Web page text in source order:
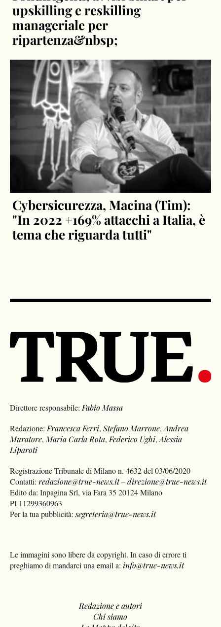
upskilling e reskilling
manageriale per
ripartenza&nbsp;
Cybersicurezza, Macina (Tim):
"In 2022 +169% attacchi a Italia, è
tema che riguarda tutti"
Direttore responsabile: Fabio Massa
Redazione: Francesca Ferri,Stefano Marrone,Andrea
Muratore, Maria Carla Rota, Federico Ughi,Alessia
Liparoti
Registrazione Tribunale di Milano n. 4632 del 03/06/2020
Contatti:redazione@true-news.it–direzione@true-news.it
Edito da: Inpagina Srl, via Fara 35 20124 Milano
PI 11299360963
Per la tua pubblicità:segreteria@true-news.it
Le immagini sono libere da copyright. In caso di errore ti
preghiamo di mandarci una email a: info@true-news.it
Redazione e autori
Chi siamo